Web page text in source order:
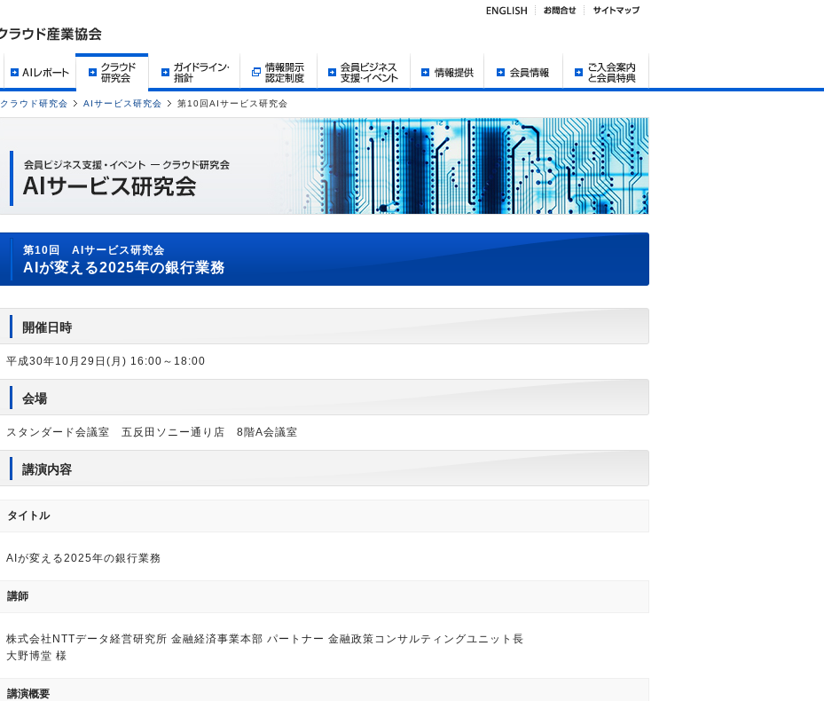
クラウド研究会 AIサービス研究会 第10回AIサービス研究会
第10回 AIサービス研究会
AIが変える2025年の銀行業務
開催日時
平成30年10月29日(月) 16:00～18:00
会場
スタンダード会議室 五反田ソニー通り店 8階A会議室
講演内容
タイトル
AIが変える2025年の銀行業務
講師
株式会社NTTデータ経営研究所 金融経済事業本部 パートナー 金融政策コンサルティングユニット長
大野博堂 様
講演概要